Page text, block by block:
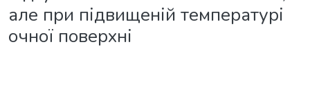
але при підвищеній температурі
очної поверхні